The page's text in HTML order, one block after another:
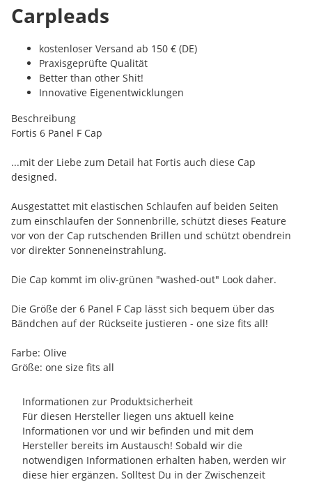
Carpleads
kostenloser Versand ab 150 € (DE)
Praxisgeprüfte Qualität
Better than other Shit!
Innovative Eigenentwicklungen
Beschreibung
Fortis 6 Panel F Cap
...mit der Liebe zum Detail hat Fortis auch diese Cap
designed.
Ausgestattet mit elastischen Schlaufen auf beiden Seiten
zum einschlaufen der Sonnenbrille, schützt dieses Feature
vor von der Cap rutschenden Brillen und schützt obendrein
vor direkter Sonneneinstrahlung.
Die Cap kommt im oliv-grünen "washed-out" Look daher.
Die Größe der 6 Panel F Cap lässt sich bequem über das
Bändchen auf der Rückseite justieren - one size fits all!
Farbe: Olive
Größe: one size fits all
Informationen zur Produktsicherheit
Für diesen Hersteller liegen uns aktuell keine
Informationen vor und wir befinden und mit dem
Hersteller bereits im Austausch! Sobald wir die
notwendigen Informationen erhalten haben, werden wir
diese hier ergänzen. Solltest Du in der Zwischenzeit